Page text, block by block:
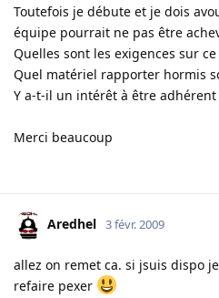
Toutefois je débute et je dois
équipe pourrait ne pas être
Quelles sont les exigences sur ce
Quel matériel rapporter hormis
Y a-t-il un intérêt à être adhérent
Merci beaucoup
Aredhel 3 févr. 2009
allez on remet ca. si jsuis dispo
refaire pexer